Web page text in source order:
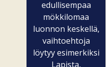
edullisempaa
mökkilomaa
luonnon keskellä,
vaihtoehtoja
löytyy esimerkiksi
Lapista,